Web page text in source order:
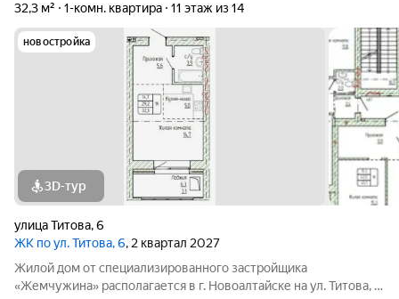
32,3 м²
1-комн. квартира 11 этаж из 14
новостройка
3D-тур
улица Титова,6
ЖК по ул. Титова, 6, 2 квартал 2027
Жилой дом от специализированного застройщика
«Жемчужина» располагается в г. Новоалтайске на ул. Титова, 6.